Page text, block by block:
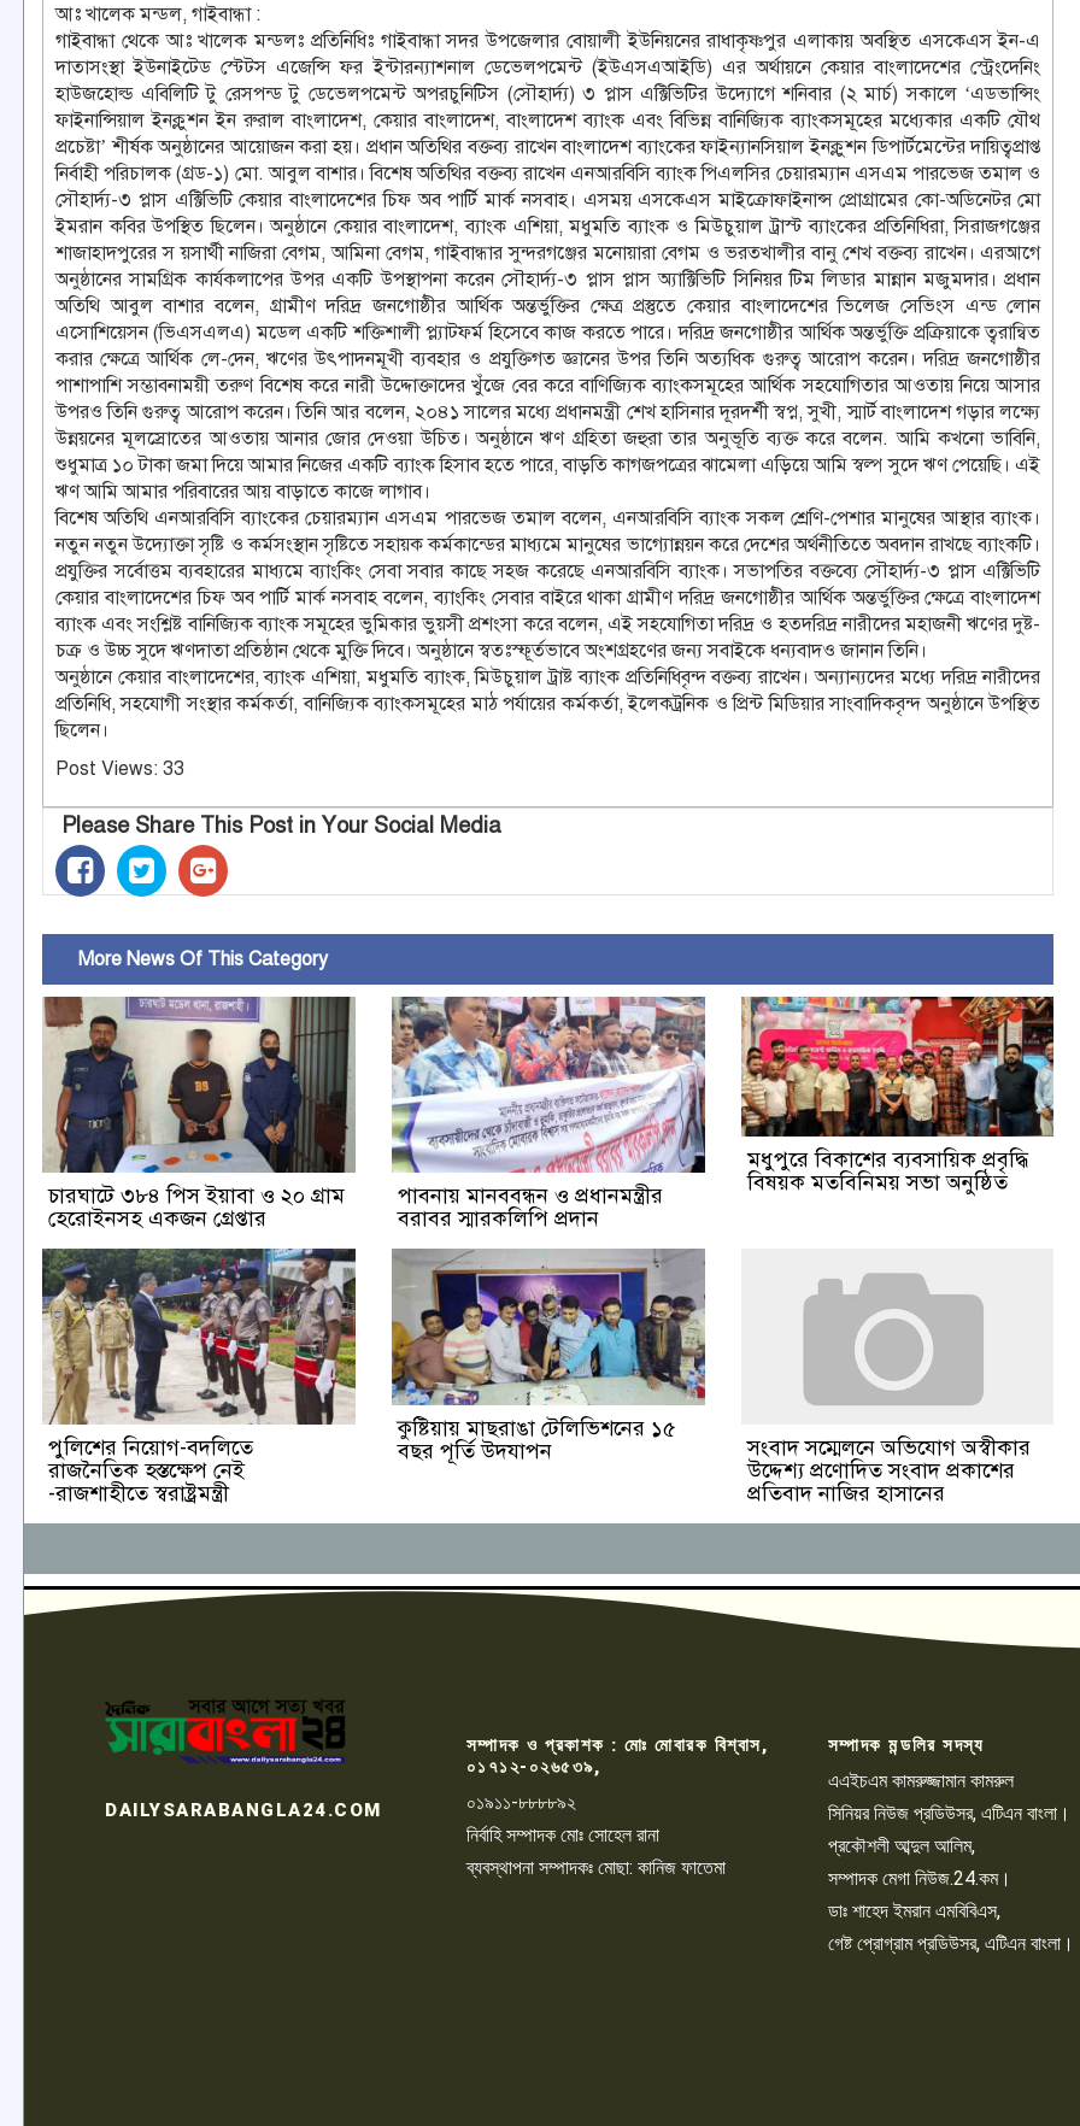
আঃ খালেক মন্ডল, গাইবান্ধা :
গাইবান্ধা থেকে আঃ খালেক মন্ডলঃ প্রতিনিধিঃ গাইবান্ধা সদর উপজেলার বোয়ালী ইউনিয়নের রাধাকৃষ্ণপুর এলাকায় অবস্থিত এসকেএস ইন-এ
দাতাসংস্থা ইউনাইটেড স্টেটস এজেন্সি ফর ইন্টারন্যাশনাল ডেভেলপমেন্ট (ইউএসএআইডি) এর অর্থায়নে কেয়ার বাংলাদেশের স্ট্রেংদেনিং
হাউজহোল্ড এবিলিটি টু রেসপন্ড টু ডেভেলপমেন্ট অপরচুনিটিস (সৌহার্দ্য) ৩ প্লাস এক্টিভিটির উদ্যোগে শনিবার (২ মার্চ) সকালে ‘এডভান্সিং
ফাইনান্সিয়াল ইনক্লুশন ইন রুরাল বাংলাদেশ, কেয়ার বাংলাদেশ, বাংলাদেশ ব্যাংক এবং বিভিন্ন বানিজ্যিক ব্যাংকসমূহের মধ্যেকার একটি যৌথ
প্রচেষ্টা’ শীর্ষক অনুষ্ঠানের আয়োজন করা হয়। প্রধান অতিথির বক্তব্য রাখেন বাংলাদেশ ব্যাংকের ফাইন্যানসিয়াল ইনক্লুশন ডিপার্টমেন্টের দায়িত্বপ্রাপ্ত
নির্বাহী পরিচালক (গ্রড-১) মো. আবুল বাশার। বিশেষ অতিথির বক্তব্য রাখেন এনআরবিসি ব্যাংক পিএলসির চেয়ারম্যান এসএম পারভেজ তমাল ও
সৌহার্দ্য-৩ প্লাস এক্টিভিটি কেয়ার বাংলাদেশের চিফ অব পার্টি মার্ক নসবাহ। এসময় এসকেএস মাইক্রোফাইনান্স প্রোগ্রামের কো-অডিনেটর মো
ইমরান কবির উপস্থিত ছিলেন। অনুষ্ঠানে কেয়ার বাংলাদেশ, ব্যাংক এশিয়া, মধুমতি ব্যাংক ও মিউচুয়াল ট্রাস্ট ব্যাংকের প্রতিনিধিরা, সিরাজগঞ্জের
শাজাহাদপুরের স য়সার্থী নাজিরা বেগম, আমিনা বেগম, গাইবান্ধার সুন্দরগঞ্জের মনোয়ারা বেগম ও ভরতখালীর বানু শেখ বক্তব্য রাখেন। এরআগে
অনুষ্ঠানের সামগ্রিক কার্যকলাপের উপর একটি উপস্থাপনা করেন সৌহার্দ্য-৩ প্লাস প্লাস অ্যাক্টিভিটি সিনিয়র টিম লিডার মান্নান মজুমদার। প্রধান
অতিথি আবুল বাশার বলেন, গ্রামীণ দরিদ্র জনগোষ্ঠীর আর্থিক অন্তর্ভুক্তির ক্ষেত্র প্রস্তুতে কেয়ার বাংলাদেশের ভিলেজ সেভিংস এন্ড লোন
এসোশিয়েসন (ভিএসএলএ) মডেল একটি শক্তিশালী প্ল্যাটফর্ম হিসেবে কাজ করতে পারে। দরিদ্র জনগোষ্ঠীর আর্থিক অন্তর্ভুক্তি প্রক্রিয়াকে ত্বরান্বিত
করার ক্ষেত্রে আর্থিক লে-দেন, ঋণের উৎপাদনমূখী ব্যবহার ও প্রযুক্তিগত জ্ঞানের উপর তিনি অত্যধিক গুরুত্ব আরোপ করেন। দরিদ্র জনগোষ্ঠীর
পাশাপাশি সম্ভাবনাময়ী তরুণ বিশেষ করে নারী উদ্দোক্তাদের খুঁজে বের করে বাণিজ্যিক ব্যাংকসমূহের আর্থিক সহযোগিতার আওতায় নিয়ে আসার
উপরও তিনি গুরুত্ব আরোপ করেন। তিনি আর বলেন, ২০৪১ সালের মধ্যে প্রধানমন্ত্রী শেখ হাসিনার দূরদর্শী স্বপ্ন, সুখী, স্মার্ট বাংলাদেশ গড়ার লক্ষ্যে
উন্নয়নের মূলস্রোতের আওতায় আনার জোর দেওয়া উচিত। অনুষ্ঠানে ঋণ গ্রহিতা জহুরা তার অনুভূতি ব্যক্ত করে বলেন. আমি কখনো ভাবিনি,
শুধুমাত্র ১০ টাকা জমা দিয়ে আমার নিজের একটি ব্যাংক হিসাব হতে পারে, বাড়তি কাগজপত্রের ঝামেলা এড়িয়ে আমি স্বল্প সুদে ঋণ পেয়েছি। এই
ঋণ আমি আমার পরিবারের আয় বাড়াতে কাজে লাগাব।
বিশেষ অতিথি এনআরবিসি ব্যাংকের চেয়ারম্যান এসএম পারভেজ তমাল বলেন, এনআরবিসি ব্যাংক সকল শ্রেণি-পেশার মানুষের আস্থার ব্যাংক।
নতুন নতুন উদ্যোক্তা সৃষ্টি ও কর্মসংস্থান সৃষ্টিতে সহায়ক কর্মকান্ডের মাধ্যমে মানুষের ভাগ্যোন্নয়ন করে দেশের অর্থনীতিতে অবদান রাখছে ব্যাংকটি।
প্রযুক্তির সর্বোত্তম ব্যবহারের মাধ্যমে ব্যাংকিং সেবা সবার কাছে সহজ করেছে এনআরবিসি ব্যাংক। সভাপতির বক্তব্যে সৌহার্দ্য-৩ প্লাস এক্টিভিটি
কেয়ার বাংলাদেশের চিফ অব পার্টি মার্ক নসবাহ বলেন, ব্যাংকিং সেবার বাইরে থাকা গ্রামীণ দরিদ্র জনগোষ্ঠীর আর্থিক অন্তর্ভুক্তির ক্ষেত্রে বাংলাদেশ
ব্যাংক এবং সংশ্লিষ্ট বানিজ্যিক ব্যাংক সমূহের ভুমিকার ভুয়সী প্রশংসা করে বলেন, এই সহযোগিতা দরিদ্র ও হতদরিদ্র নারীদের মহাজনী ঋণের দুষ্ট-
চক্র ও উচ্চ সুদে ঋণদাতা প্রতিষ্ঠান থেকে মুক্তি দিবে। অনুষ্ঠানে স্বতঃস্ফূর্তভাবে অংশগ্রহণের জন্য সবাইকে ধন্যবাদও জানান তিনি।
অনুষ্ঠানে কেয়ার বাংলাদেশের, ব্যাংক এশিয়া, মধুমতি ব্যাংক, মিউচুয়াল ট্রাষ্ট ব্যাংক প্রতিনিধিবৃন্দ বক্তব্য রাখেন। অন্যান্যদের মধ্যে দরিদ্র নারীদের
প্রতিনিধি, সহযোগী সংস্থার কর্মকর্তা, বানিজ্যিক ব্যাংকসমূহের মাঠ পর্যায়ের কর্মকর্তা, ইলেকট্রনিক ও প্রিন্ট মিডিয়ার সাংবাদিকবৃন্দ অনুষ্ঠানে উপস্থিত
ছিলেন।
Post Views: 33
Please Share This Post in Your Social Media
More News Of This Category
চারঘাটে ৩৮৪ পিস ইয়াবা ও ২০ গ্রাম
হেরোইনসহ একজন গ্রেপ্তার
পাবনায় মানববন্ধন ও প্রধানমন্ত্রীর
বরাবর স্মারকলিপি প্রদান
মধুপুরে বিকাশের ব্যবসায়িক প্রবৃদ্ধি
বিষয়ক মতবিনিময় সভা অনুষ্ঠিত
পুলিশের নিয়োগ-বদলিতে
রাজনৈতিক হস্তক্ষেপ নেই
-রাজশাহীতে স্বরাষ্ট্রমন্ত্রী
কুষ্টিয়ায় মাছরাঙা টেলিভিশনের ১৫
বছর পূর্তি উদযাপন
সংবাদ সম্মেলনে অভিযোগ অস্বীকার
উদ্দেশ্য প্রণোদিত সংবাদ প্রকাশের
প্রতিবাদ নাজির হাসানের
DAILYSARABANGLA24.COM
সম্পাদক ও প্রকাশক : মোঃ মোবারক বিশ্বাস,
০১৭১২-০২৬৫৩৯,
০১৯১১-৮৮৮৮৯২
নির্বাহি সম্পাদক মোঃ সোহেল রানা
ব্যবস্থাপনা সম্পাদকঃ মোছা: কানিজ ফাতেমা
সম্পাদক মন্ডলির সদস্য
এএইচএম কামরুজ্জামান কামরুল
সিনিয়র নিউজ প্রডিউসর, এটিএন বাংলা।
প্রকৌশলী আব্দুল আলিম,
সম্পাদক মেগা নিউজ.24.কম।
ডাঃ শাহেদ ইমরান এমবিবিএস,
গেষ্ট প্রোগ্রাম প্রডিউসর, এটিএন বাংলা।